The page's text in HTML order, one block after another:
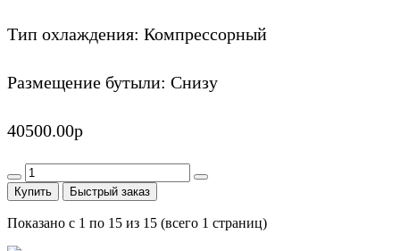
Тип охлаждения: Компрессорный
Размещение бутыли: Снизу
40500.00р
Купить Быстрый заказ
Показано с 1 по 15 из 15 (всего 1 страниц)